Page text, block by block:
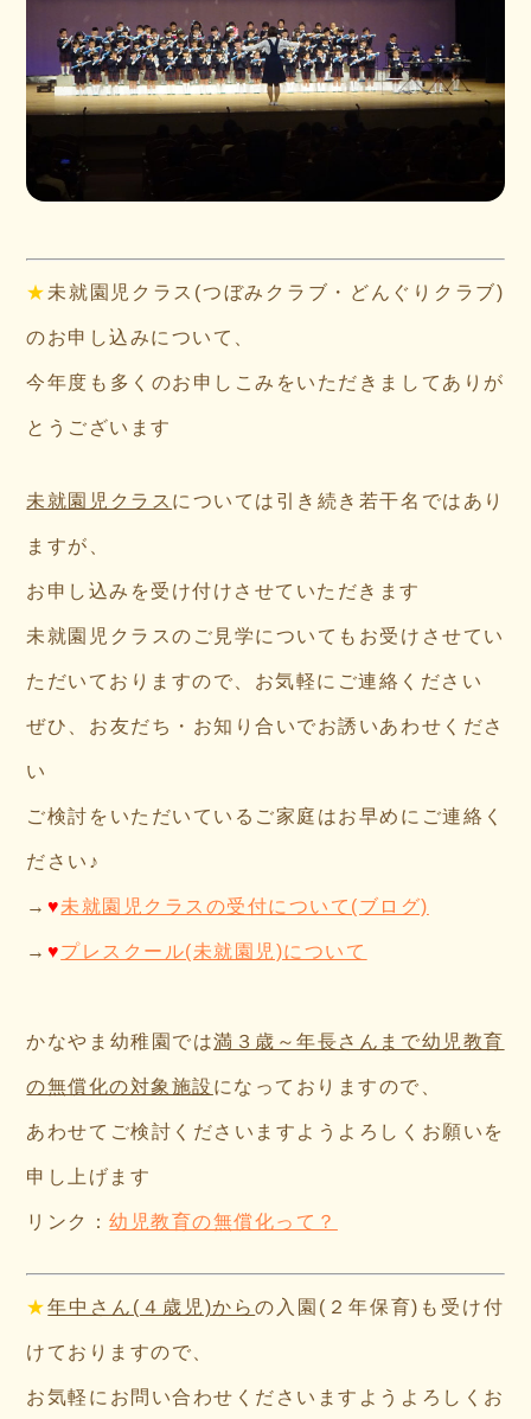
★未就園児クラス(つぼみクラブ・どんぐりクラブ)
のお申し込みについて、
今年度も多くのお申しこみをいただきましてありが
とうございます
未就園児クラス については引き続き若干名ではあり
ますが、
お申し込みを受け付けさせていただきます
未就園児クラスのご見学についてもお受けさせてい
ただいておりますので、お気軽にご連絡ください
ぜひ、お友だち・お知り合いでお誘いあわせくださ
い
ご検討をいただいているご家庭はお早めにご連絡く
ださい♪
→ ♥未就園児クラスの受付について(ブログ)
→ ♥プレスクール(未就園児)について
かなやま幼稚園では満３歳～年長さんまで幼児教育
の無償化の対象施設 になっておりますので、
あわせてご検討くださいますようよろしくお願いを
申し上げます
リンク：幼児教育の無償化って？
★年中さん(４歳児)からの入園(２年保育)も受け付
けておりますので、
お気軽にお問い合わせくださいますようよろしくお